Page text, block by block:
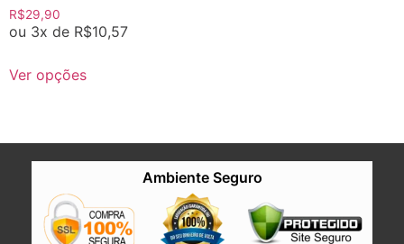
R$29,90
ou 3x de R$10,57
Ver opções
Ambiente Seguro